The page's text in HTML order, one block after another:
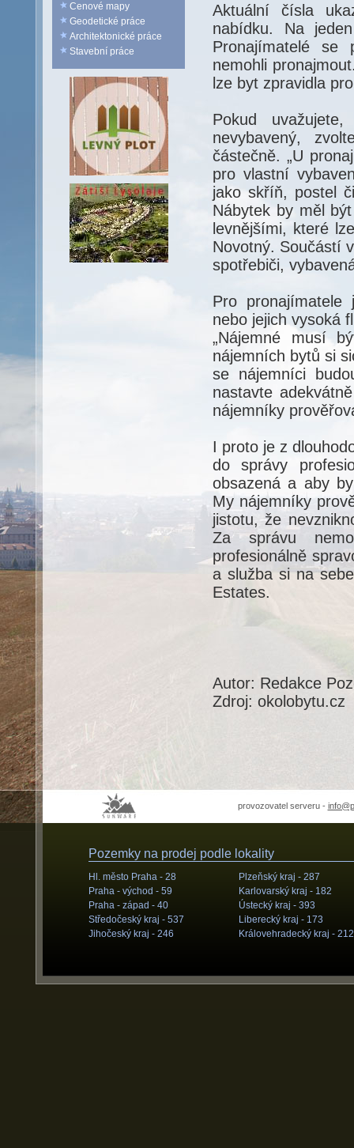
Cenové mapy
Geodetické práce
Architektonické práce
Stavební práce
Aktuální čísla
nabídku. Na
Pronajímatelé se
nemohli
lze byt zpravidla
Pokud
nevybavený,
částečně. „U
pro vlastní
jako skříň, postel
Nábytek by měl
levnějšími, které
Novotný. Součástí
spotřebiči,
Pro pronajímatele
nebo jejich vysoká
„Nájemné musí
nájemních bytů si
se nájemníci
nastavte
nájemníky
I proto je z
do správy
obsazená a aby
My nájemníky
jistotu, že
Za správu
profesionálně
a služba si na
Estates.
Autor: Redakce
Zdroj: okolobytu.cz
provozovatel serveru -
Pozemky na prodej podle lokality
Hl. město Praha - 28
Praha - východ - 59
Praha - západ - 40
Středočeský kraj - 537
Jihočeský kraj - 246
Plzeňský kraj - 287
Karlovarský kraj - 182
Ústecký kraj - 393
Liberecký kraj - 173
Královehradecký kraj - 212